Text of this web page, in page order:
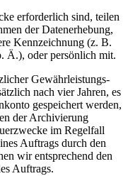
erforderlich sind, teilen
der Datenerhebung,
Kennzeichnung (z. B.
Ä.), oder persönlich mit.
Gewährleistungs-
nach vier Jahren, es
gespeichert werden,
der Archivierung
im Regelfall
Auftrags durch den
wir entsprechend den
Auftrags.